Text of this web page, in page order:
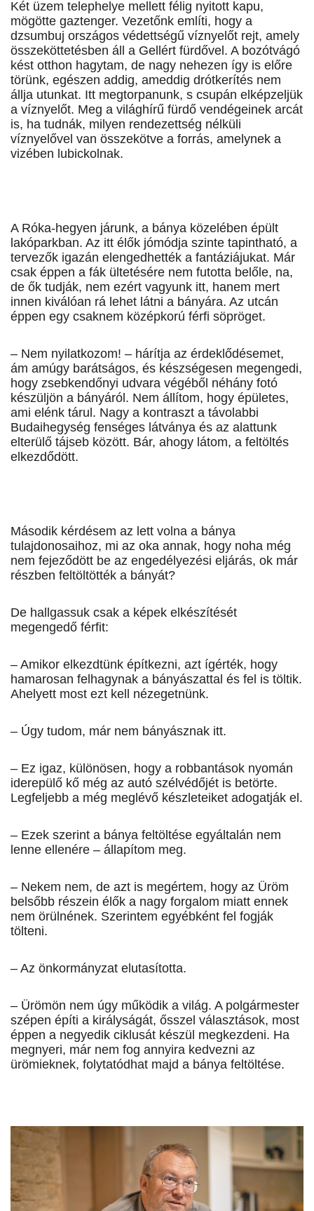
Két üzem telephelye mellett félig nyitott kapu,
mögötte gaztenger. Vezetőnk említi, hogy a
dzsumbuj országos védettségű víznyelőt rejt, amely
összeköttetésben áll a Gellért fürdővel. A bozótvágó
kést otthon hagytam, de nagy nehezen így is előre
törünk, egészen addig, ameddig drótkerítés nem
állja utunkat. Itt megtorpanunk, s csupán elképzeljük
a víznyelőt. Meg a világhírű fürdő vendégeinek arcát
is, ha tudnák, milyen rendezettség nélküli
víznyelővel van összekötve a forrás, amelynek a
vizében lubickolnak.
A Róka-hegyen járunk, a bánya közelében épült
lakóparkban. Az itt élők jómódja szinte tapintható, a
tervezők igazán elengedhették a fantáziájukat. Már
csak éppen a fák ültetésére nem futotta belőle, na,
de ők tudják, nem ezért vagyunk itt, hanem mert
innen kiválóan rá lehet látni a bányára. Az utcán
éppen egy csaknem középkorú férfi söpröget.
– Nem nyilatkozom! – hárítja az érdeklődésemet,
ám amúgy barátságos, és készségesen megengedi,
hogy zsebkendőnyi udvara végéből néhány fotó
készüljön a bányáról. Nem állítom, hogy épületes,
ami elénk tárul. Nagy a kontraszt a távolabbi
Budaihegység fenséges látványa és az alattunk
elterülő tájseb között. Bár, ahogy látom, a feltöltés
elkezdődött.
Második kérdésem az lett volna a bánya
tulajdonosaihoz, mi az oka annak, hogy noha még
nem fejeződött be az engedélyezési eljárás, ok már
részben feltöltötték a bányát?
De hallgassuk csak a képek elkészítését
megengedő férfit:
– Amikor elkezdtünk építkezni, azt ígérték, hogy
hamarosan felhagynak a bányászattal és fel is töltik.
Ahelyett most ezt kell nézegetnünk.
– Úgy tudom, már nem bányásznak itt.
– Ez igaz, különösen, hogy a robbantások nyomán
iderepülő kő még az autó szélvédőjét is betörte.
Legfeljebb a még meglévő készleteiket adogatják el.
– Ezek szerint a bánya feltöltése egyáltalán nem
lenne ellenére – állapítom meg.
– Nekem nem, de azt is megértem, hogy az Üröm
belsőbb részein élők a nagy forgalom miatt ennek
nem örülnének. Szerintem egyébként fel fogják
tölteni.
– Az önkormányzat elutasította.
– Ürömön nem úgy működik a világ. A polgármester
szépen építi a királyságát, ősszel választások, most
éppen a negyedik ciklusát készül megkezdeni. Ha
megnyeri, már nem fog annyira kedvezni az
ürömieknek, folytatódhat majd a bánya feltöltése.